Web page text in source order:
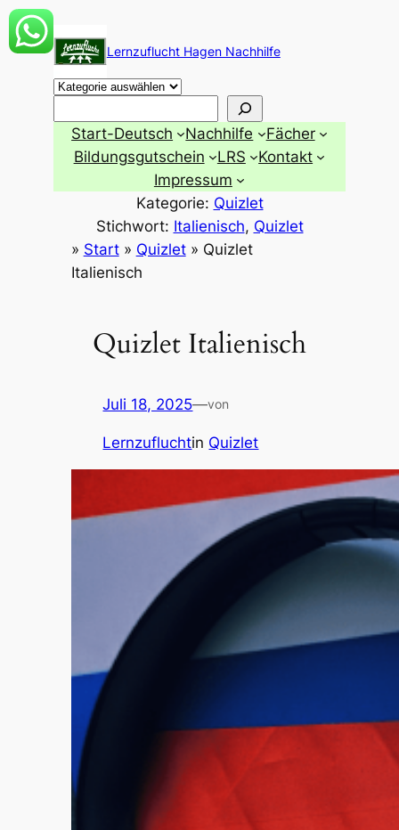
Zum
Inhalt
springen
Lernzuflucht Hagen Nachhilfe
Start-Deutsch Nachhilfe
Fächer
Bildungsgutschein
LRS
Kontakt
Impressum
Kategorie: Quizlet
Stichwort: Italienisch, Quizlet
» Start» Quizlet» Quizlet
Italienisch
Quizlet Italienisch
Juli 18, 2025—von
Lernzufluchtin Quizlet